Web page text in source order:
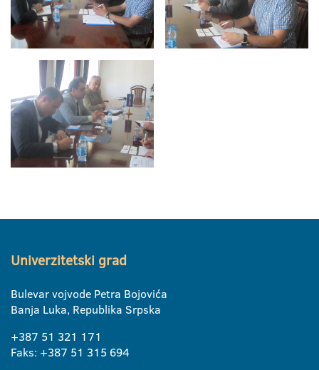
Univerzitetski grad
Bulevar vojvode Petra Bojovića
Banja Luka, Republika Srpska
+387 51 321 171
Faks: +387 51 315 694